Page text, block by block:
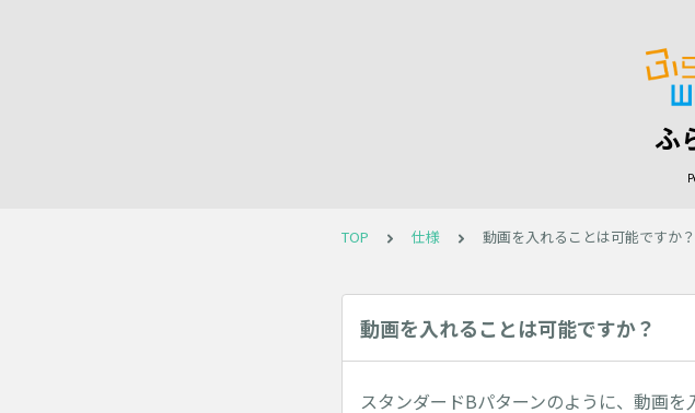
ふ
TOP 仕様 動画を入れることは可能ですか？
動画を入れることは可能ですか？
スタンダードBパターンのように、動画を